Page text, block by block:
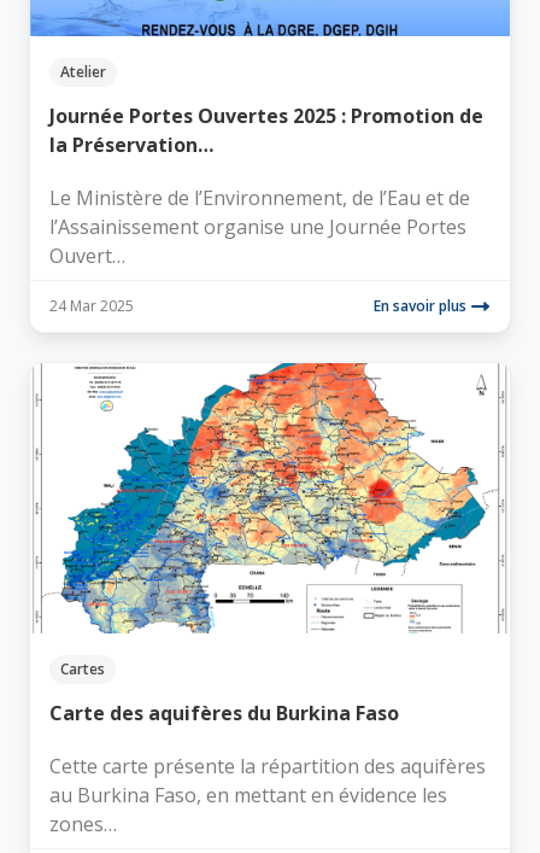
Atelier
Journée Portes Ouvertes 2025 : Promotion de
la Préservation…
Le Ministère de l’Environnement, de l’Eau et de
l’Assainissement organise une Journée Portes
Ouvert…
24 Mar 2025 En savoir plus
Cartes
Carte des aquifères du Burkina Faso
Cette carte présente la répartition des aquifères
au Burkina Faso, en mettant en évidence les
zones…